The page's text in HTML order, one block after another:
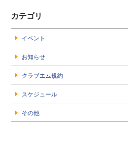
カテゴリ
イベント
お知らせ
クラブエム規約
スケジュール
その他